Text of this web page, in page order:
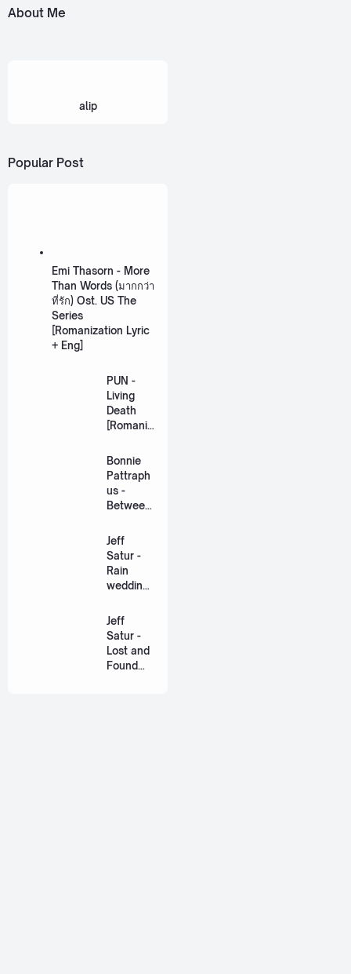
About Me
alip
Popular Post
Emi Thasorn - More
Than Words (มากกว่า
ที่รัก) Ost. US The
Series
[Romanization Lyric
+ Eng]
PUN -
Living
Death
[Romaniz
Lyric +
Eng]
Bonnie
Pattraph
us -
Between
US The
Series
[Romaniz
ation
Jeff
Satur -
Rain
wedding
วิวาห์)
Ost. The
Paradise
of Thorns
Jeff
Satur -
Lost and
Found